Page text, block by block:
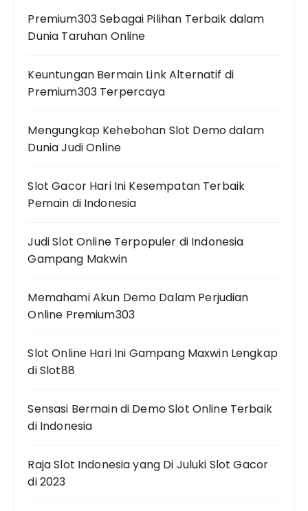
Premium303 Sebagai Pilihan Terbaik dalam
Dunia Taruhan Online
Keuntungan Bermain Link Alternatif di
Premium303 Terpercaya
Mengungkap Kehebohan Slot Demo dalam
Dunia Judi Online
Slot Gacor Hari Ini Kesempatan Terbaik
Pemain di Indonesia
Judi Slot Online Terpopuler di Indonesia
Gampang Makwin
Memahami Akun Demo Dalam Perjudian
Online Premium303
Slot Online Hari Ini Gampang Maxwin Lengkap
di Slot88
Sensasi Bermain di Demo Slot Online Terbaik
di Indonesia
Raja Slot Indonesia yang Di Juluki Slot Gacor
di 2023